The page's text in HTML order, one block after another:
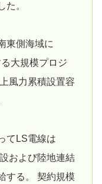
た。
東側海域に
大規模プロジ
風力累積設置容
てLS電線は
および陸地連結
する。 契約規模